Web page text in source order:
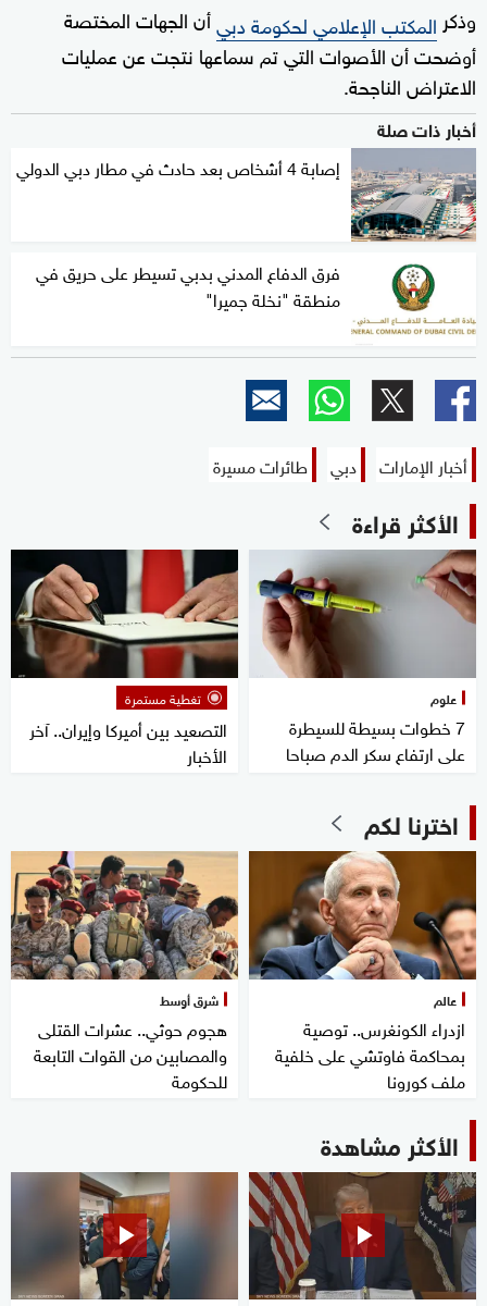
وذكر المكتب الإعلامي لحكومة دبيأن الجهات المختصة
أوضحت أن الأصوات التي تم سماعها نتجت عن عمليات
الاعتراض الناجحة.
أخبار ذات صلة
إصابة 4 أشخاص بعد حادث في مطار دبي الدولي
فرق الدفاع المدني بدبي تسيطر على حريق في
منطقة "نخلة جميرا"
أخبار الإمارات دبي طائرات مسيرة
الأكثر قراءة
علوم
7 خطوات بسيطة للسيطرة
على ارتفاع سكر الدم صباحا
تغطية مستمرة
التصعيد بين أميركا وإيران.. آخر
الأخبار
اخترنا لكم
عالم
ازدراء الكونغرس.. توصية
بمحاكمة فاوتشي على خلفية
ملف كورونا
شرق أوسط
هجوم حوثي.. عشرات القتلى
والمصابين من القوات التابعة
للحكومة
الأكثر مشاهدة